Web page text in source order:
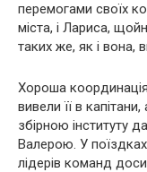
перемогами своїх
міста, і Лариса,
таких же, як і вона,
Хороша
вивели її в
збірною інституту
Валерою. У
лідерів команд